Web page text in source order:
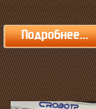
Подробнее...